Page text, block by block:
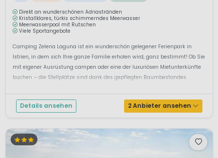
Direkt an wunderschönen Adriastränden
Kristallklares, türkis schimmerndes Meerwasser
Meerwasserpool mit Rutschen
Viele Sportangebote
Camping Zelena Laguna ist ein wunderschön gelegener Ferienpark in
Istrien, in dem sich Ihre ganze Familie erholen wird, ganz bestimmt! Ob Sie
mit eigener Ausrüstung campen oder eine der luxuriösen Mietunterkünfte
buchen – die Stellplätze sind dank des gepflegten Baumbestandes
Details ansehen 2 Anbieter ansehen